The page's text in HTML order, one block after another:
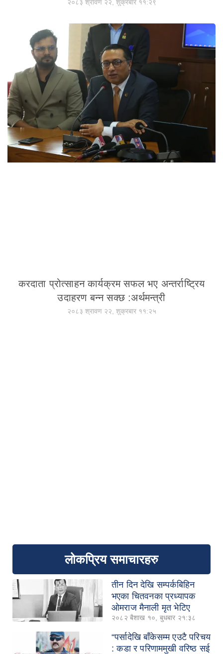
२०८३ श्रावण २२, शुक्रबार ११:२९
करदाता प्रोत्साहन कार्यक्रम सफल भए अन्तर्राष्ट्रिय
उदाहरण बन्न सक्छ :अर्थमन्त्री
२०८३ श्रावण २२, शुक्रबार ११:२५
लोकप्रिय समाचारहरु
तीन दिन देखि सम्पर्कबिहिन
भएका चितवनका प्रध्यापक
ओमराज मैनाली मृत भेटिए
२०८२ बैशाख १०, बुधबार २१:३८
“पर्सादेखि बाँकेसम्म एउटै परिचय
: कडा र परिणाममुखी वरिष्ठ सई